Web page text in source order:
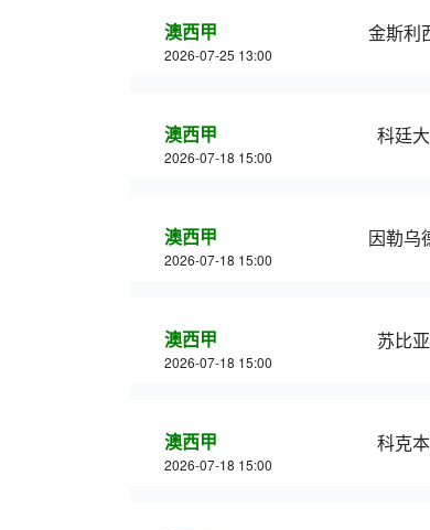
澳西甲
2026-07-25 13:00
金斯利
澳西甲
2026-07-18 15:00
科廷
澳西甲
2026-07-18 15:00
因勒乌
澳西甲
2026-07-18 15:00
苏比
澳西甲
2026-07-18 15:00
科克